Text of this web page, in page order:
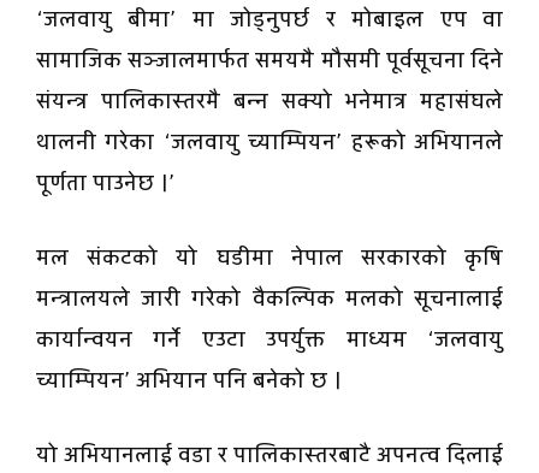
‘जलवायु बीमा’ मा जोड्नुपर्छ र मोबाइल एप वा
सामाजिक सञ्जालमार्फत समयमै मौसमी पूर्वसूचना दिने
संयन्त्र पालिकास्तरमै बन्न सक्यो भनेमात्र महासंघले
थालनी गरेका ‘जलवायु च्याम्पियन’ हरूको अभियानले
पूर्णता पाउनेछ ।’
मल संकटको यो घडीमा नेपाल सरकारको कृषि
मन्त्रालयले जारी गरेको वैकल्पिक मलको सूचनालाई
कार्यान्वयन गर्ने एउटा उपर्युक्त माध्यम ‘जलवायु
च्याम्पियन’ अभियान पनि बनेको छ ।
यो अभियानलाई वडा र पालिकास्तरबाटै अपनत्व दिलाई